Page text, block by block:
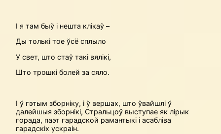
І я там быў і нешта клікаў –
Ды толькі тое ўсё сплыло
У свет, што стаў такі вялікі,
Што трошкі болей за сяло.
І ў гэтым зборніку, і ў вершах, што ўвайшлі ў
далейшыя зборнікі, Стральцоў выступае як лірык
горада, паэт гарадской рамантыкі і асабліва
гарадскіх ускраін.